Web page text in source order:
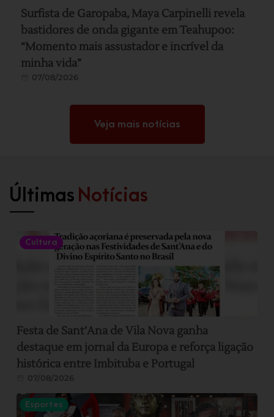
Surfista de Garopaba, Maya Carpinelli revela
bastidores de onda gigante em Teahupoo:
“Momento mais assustador e incrível da
minha vida”
07/08/2026
Veja mais notícias
Últimas Notícias
Cultura
Festa de Sant’Ana de Vila Nova ganha
destaque em jornal da Europa e reforça ligação
histórica entre Imbituba e Portugal
07/08/2026
Esportes